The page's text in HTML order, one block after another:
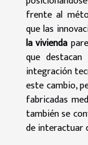
frente al
que las
la vivienda
que
integración
este cambio,
fabricadas
también se
de interactuar